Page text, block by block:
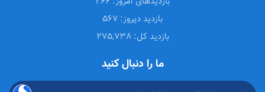
بازدید دیروز:
بازدید کل: 275,738
ما را دنبال کنید